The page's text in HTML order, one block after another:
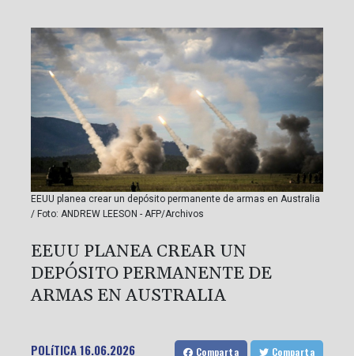
EEUU planea crear un depósito permanente de armas en Australia
/ Foto: ANDREW LEESON - AFP/Archivos
EEUU PLANEA CREAR UN
DEPÓSITO PERMANENTE DE
ARMAS EN AUSTRALIA
POLíTICA16.06.2026 Comparta Comparta